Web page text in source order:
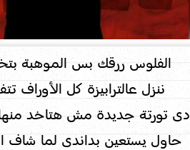
الفلوس ررقك بس الموهبة
ننزل عالترابيزة كل الأوراف
دى تورتة جديدة مش هتاخد
حاول يستعين بداندى لما شاف